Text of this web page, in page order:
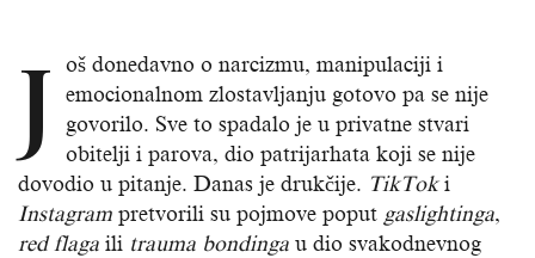
J
oš donedavno o narcizmu, manipulaciji i
emocionalnom zlostavljanju gotovo pa se nije
govorilo. Sve to spadalo je u privatne stvari
obitelji i parova, dio patrijarhata koji se nije
dovodio u pitanje. Danas je drukčije. TikToki
Instagram pretvorili su pojmove poput gaslightinga,
red flaga ili trauma bondinga u dio svakodnevnog